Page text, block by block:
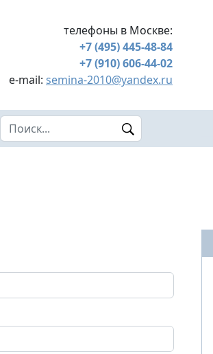
телефоны в Москве:
+7 (495) 445-48-84
+7 (910) 606-44-02
e-mail: semina-2010@yandex.ru
Search this site